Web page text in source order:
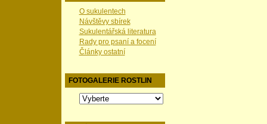
O sukulentech
Návštěvy sbírek
Sukulentářská literatura
Rady pro psaní a focení
Články ostatní
FOTOGALERIE ROSTLIN